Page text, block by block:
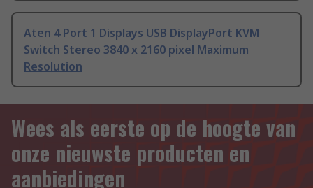
Aten 4 Port 1 Displays USB DisplayPort KVM
Switch Stereo 3840 x 2160 pixel Maximum
Resolution
Wees als eerste op de hoogte van
onze nieuwste producten en
aanbiedingen